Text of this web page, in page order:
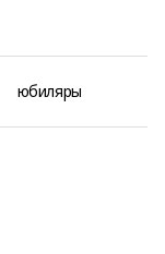
юбиляры